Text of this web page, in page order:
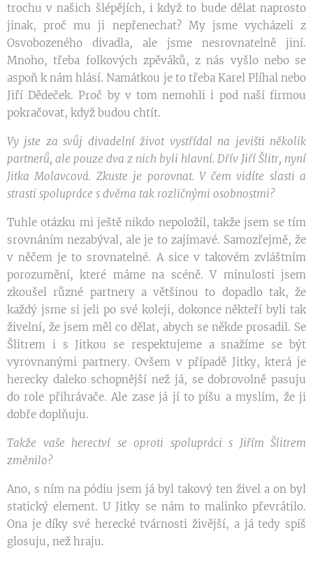
trochu v našich šlépějích, i když to bude dělat naprosto
jinak, proč mu ji nepřenechat? My jsme vycházeli z
Osvobozeného divadla, ale jsme nesrovnatelně jiní.
Mnoho, třeba folkových zpěváků, z nás vyšlo nebo se
aspoň k nám hlásí. Namátkou je to třeba Karel Plíhal nebo
Jiří Dědeček. Proč by v tom nemohli i pod naší firmou
pokračovat, když budou chtít.
Vy jste za svůj divadelní život vystřídal na jevišti několik
partnerů, ale pouze dva z nich byli hlavní. Dřív Jiří Šlitr, nyní
Jitka Molavcová. Zkuste je porovnat. V čem vidíte slasti a
strasti spolupráce s dvěma tak rozličnými osobnostmi?
Tuhle otázku mi ještě nikdo nepoložil, takže jsem se tím
srovnáním nezabýval, ale je to zajímavé. Samozřejmě, že
v něčem je to srovnatelné. A sice v takovém zvláštním
porozumění, které máme na scéně. V minulosti jsem
zkoušel různé partnery a většinou to dopadlo tak, že
každý jsme si jeli po své koleji, dokonce někteří byli tak
živelní, že jsem měl co dělat, abych se někde prosadil. Se
Šlitrem i s Jitkou se respektujeme a snažíme se být
vyrovnanými partnery. Ovšem v případě Jitky, která je
herecky daleko schopnější než já, se dobrovolně pasuju
do role přihrávače. Ale zase já jí to píšu a myslím, že ji
dobře doplňuju.
Takže vaše herectví se oproti spolupráci s Jiřím Šlitrem
změnilo?
Ano, s ním na pódiu jsem já byl takový ten živel a on byl
statický element. U Jitky se nám to malinko převrátilo.
Ona je díky své herecké tvárnosti živější, a já tedy spíš
glosuju, než hraju.